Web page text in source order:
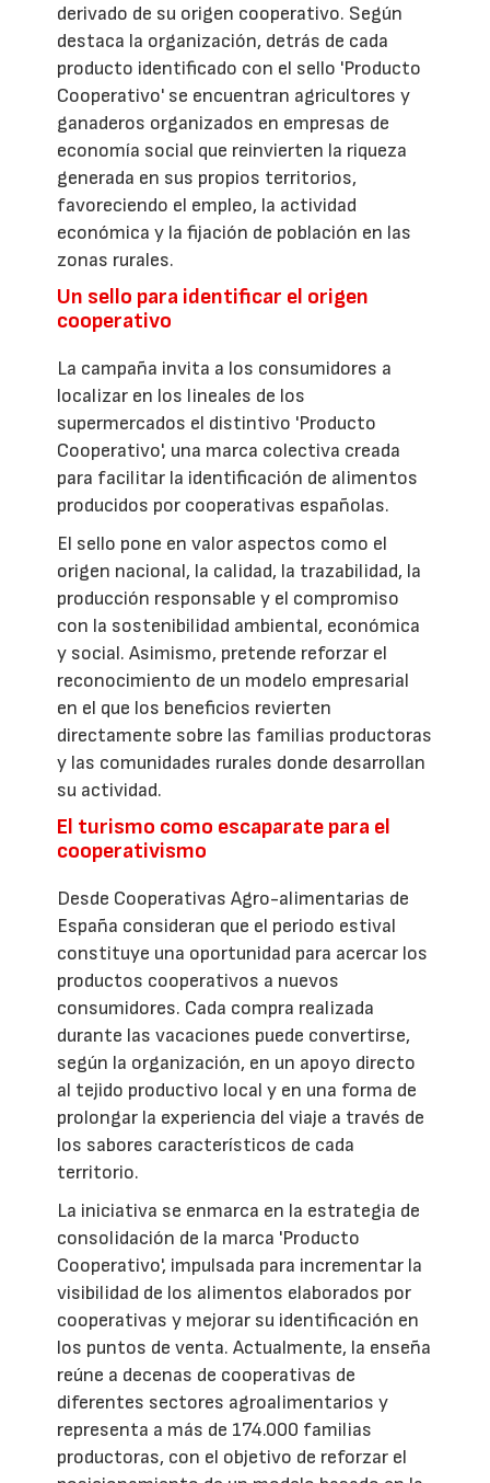
derivado de su origen cooperativo. Según
destaca la organización, detrás de cada
producto identificado con el sello 'Producto
Cooperativo' se encuentran agricultores y
ganaderos organizados en empresas de
economía social que reinvierten la riqueza
generada en sus propios territorios,
favoreciendo el empleo, la actividad
económica y la fijación de población en las
zonas rurales.
Un sello para identificar el origen
cooperativo
La campaña invita a los consumidores a
localizar en los lineales de los
supermercados el distintivo 'Producto
Cooperativo', una marca colectiva creada
para facilitar la identificación de alimentos
producidos por cooperativas españolas.
El sello pone en valor aspectos como el
origen nacional, la calidad, la trazabilidad, la
producción responsable y el compromiso
con la sostenibilidad ambiental, económica
y social. Asimismo, pretende reforzar el
reconocimiento de un modelo empresarial
en el que los beneficios revierten
directamente sobre las familias productoras
y las comunidades rurales donde desarrollan
su actividad.
El turismo como escaparate para el
cooperativismo
Desde Cooperativas Agro-alimentarias de
España consideran que el periodo estival
constituye una oportunidad para acercar los
productos cooperativos a nuevos
consumidores. Cada compra realizada
durante las vacaciones puede convertirse,
según la organización, en un apoyo directo
al tejido productivo local y en una forma de
prolongar la experiencia del viaje a través de
los sabores característicos de cada
territorio.
La iniciativa se enmarca en la estrategia de
consolidación de la marca 'Producto
Cooperativo', impulsada para incrementar la
visibilidad de los alimentos elaborados por
cooperativas y mejorar su identificación en
los puntos de venta. Actualmente, la enseña
reúne a decenas de cooperativas de
diferentes sectores agroalimentarios y
representa a más de 174.000 familias
productoras, con el objetivo de reforzar el